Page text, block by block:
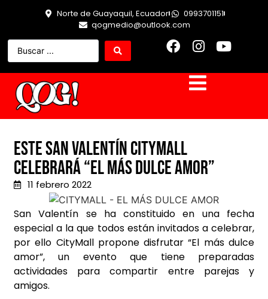
Norte de Guayaquil, Ecuador
0993701151
qogmedio@outlook.com
Este San Valentín CityMall
celebrará “El Más Dulce Amor”
11 febrero 2022
San Valentín se ha constituido en una fecha
especial a la que todos están invitados a celebrar,
por ello CityMall propone disfrutar “El más dulce
amor”, un evento que tiene preparadas
actividades para compartir entre parejas y
amigos.